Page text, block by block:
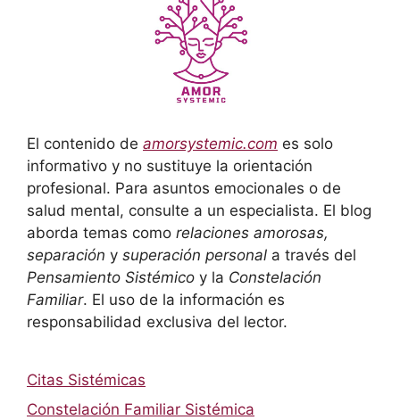
El contenido de amorsystemic.com es solo
informativo y no sustituye la orientación
profesional. Para asuntos emocionales o de
salud mental, consulte a un especialista. El blog
aborda temas como relaciones amorosas,
separación y superación personal a través del
Pensamiento Sistémico y la Constelación
Familiar. El uso de la información es
responsabilidad exclusiva del lector.
Citas Sistémicas
Constelación Familiar Sistémica